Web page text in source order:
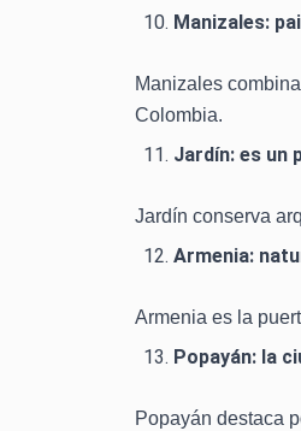
Manizales:
Manizales
Colombia.
Jardín: es un
Jardín conserva
Armenia:
Armenia es la
Popayán: la
Popayán destaca